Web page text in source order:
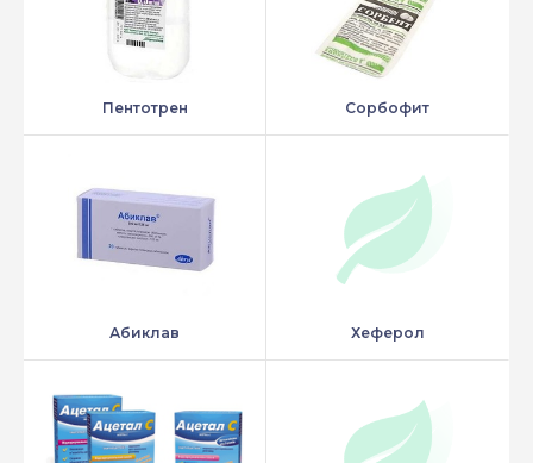
Пентотрен Сорбофит
Абиклав Хеферол